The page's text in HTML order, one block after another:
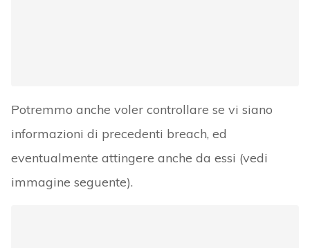
Potremmo anche voler controllare se vi siano
informazioni di precedenti breach, ed
eventualmente attingere anche da essi (vedi
immagine seguente).